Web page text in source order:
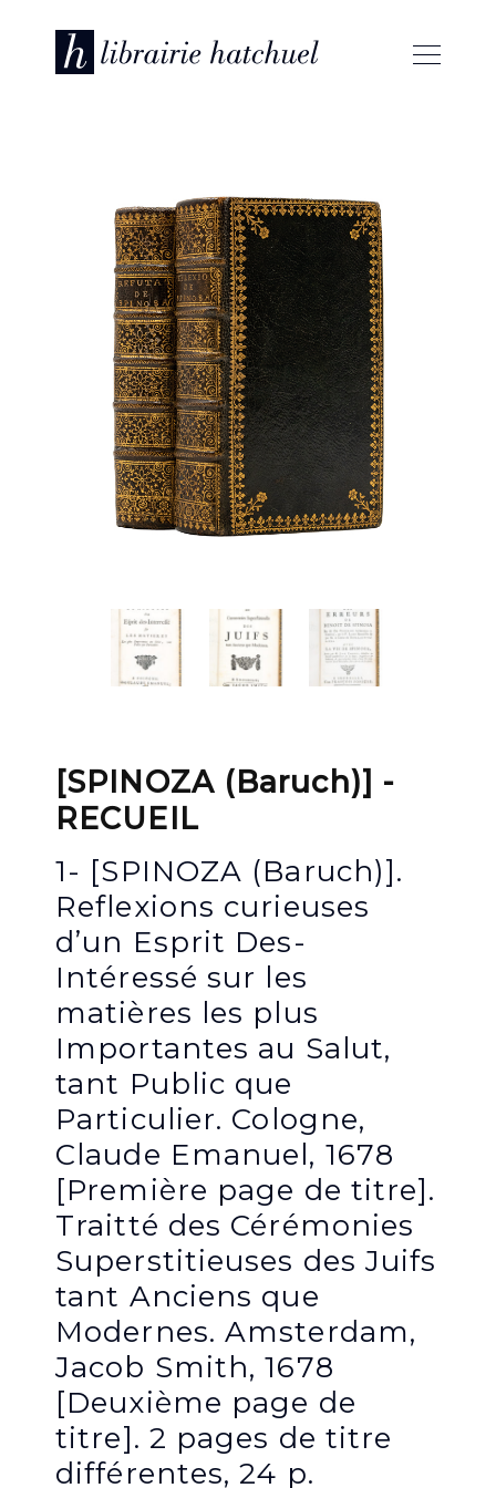
[SPINOZA (Baruch)] -
RECUEIL
1- [SPINOZA (Baruch)].
Reflexions curieuses
d’un Esprit Des-
Intéressé sur les
matières les plus
Importantes au Salut,
tant Public que
Particulier. Cologne,
Claude Emanuel, 1678
[Première page de titre].
Traitté des Cérémonies
Superstitieuses des Juifs
tant Anciens que
Modernes. Amsterdam,
Jacob Smith, 1678
[Deuxième page de
titre]. 2 pages de titre
différentes, 24 p.